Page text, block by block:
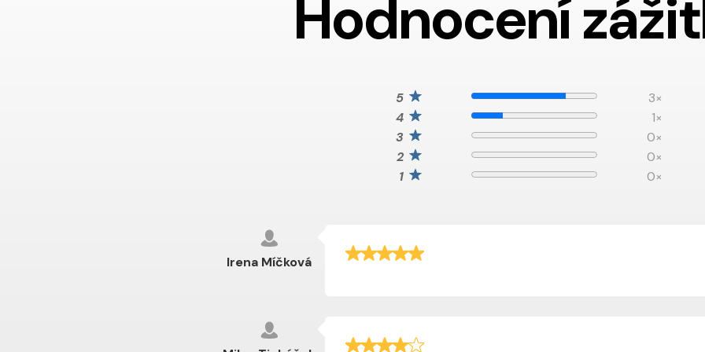
Hodnocení
3×
1×
0×
0×
0×
Irena Míčková